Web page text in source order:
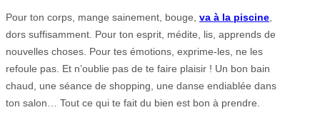
Pour ton corps, mange sainement, bouge, va à la piscine
dors suffisamment. Pour ton esprit, médite, lis, apprends de
nouvelles choses. Pour tes émotions, exprime-les, ne les
refoule pas. Et n’oublie pas de te faire plaisir ! Un bon bain
chaud, une séance de shopping, une danse endiablée dans
ton salon… Tout ce qui te fait du bien est bon à prendre.